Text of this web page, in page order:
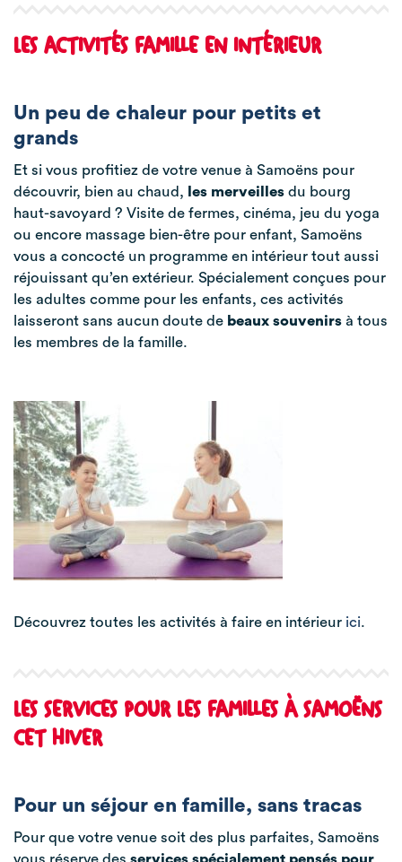
LES ACTIVITÉS FAMILLE EN INTÉRIEUR
Un peu de chaleur pour petits et
grands
Et si vous profitiez de votre venue à Samoëns pour
découvrir, bien au chaud, les merveilles du bourg
haut-savoyard ? Visite de fermes, cinéma, jeu du yoga
ou encore massage bien-être pour enfant, Samoëns
vous a concocté un programme en intérieur tout aussi
réjouissant qu’en extérieur. Spécialement conçues pour
les adultes comme pour les enfants, ces activités
laisseront sans aucun doute de beaux souvenirs à tous
les membres de la famille.
Découvrez toutes les activités à faire en intérieur ici.
LES SERVICES POUR LES FAMILLES À SAMOËNS
CET HIVER
Pour un séjour en famille, sans tracas
Pour que votre venue soit des plus parfaites, Samoëns
vous réserve des services spécialement pensés pour